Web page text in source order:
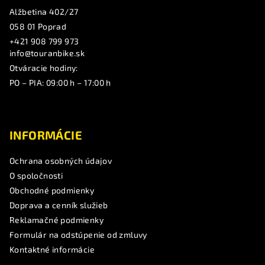
Alžbetina 402/27
058 01 Poprad
+421 908 799 973
info@touranbike.sk
Otváracie hodiny:
PO – PIA: 09:00 h – 17:00 h
INFORMÁCIE
Ochrana osobných údajov
O spoločnosti
Obchodné podmienky
Doprava a cenník služieb
Reklamačné podmienky
Formulár na odstúpenie od zmluvy
Kontaktné informácie